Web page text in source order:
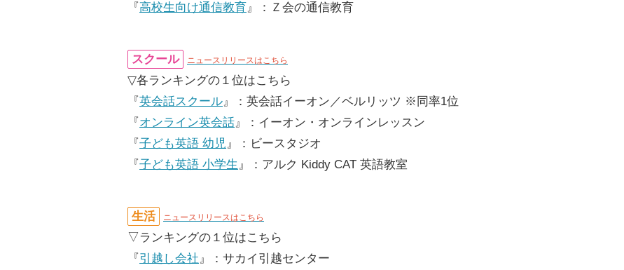
『高校生向け通信教育』：Ｚ会の通信教育
スクール ニュースリリースはこちら
▽各ランキングの１位はこちら
『英会話スクール』：英会話イーオン／ベルリッツ ※同率1位
『オンライン英会話』：イーオン・オンラインレッスン
『子ども英語 幼児』：ビースタジオ
『子ども英語 小学生 』：アルク Kiddy CAT 英語教室
生活 ニュースリリースはこちら
▽ランキングの１位はこちら
『引越し会社』：サカイ引越センター